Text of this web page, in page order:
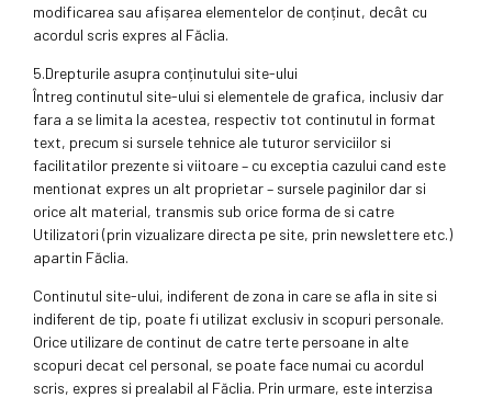
modificarea sau afișarea elementelor de conținut, decât cu
acordul scris expres al Făclia.
5.Drepturile asupra conținutului site-ului
Întreg continutul site-ului si elementele de grafica, inclusiv dar
fara a se limita la acestea, respectiv tot continutul in format
text, precum si sursele tehnice ale tuturor serviciilor si
facilitatilor prezente si viitoare – cu exceptia cazului cand este
mentionat expres un alt proprietar – sursele paginilor dar si
orice alt material, transmis sub orice forma de si catre
Utilizatori (prin vizualizare directa pe site, prin newslettere etc.)
apartin Făclia.
Continutul site-ului, indiferent de zona in care se afla in site si
indiferent de tip, poate fi utilizat exclusiv in scopuri personale.
Orice utilizare de continut de catre terte persoane in alte
scopuri decat cel personal, se poate face numai cu acordul
scris, expres si prealabil al Făclia. Prin urmare, este interzisa